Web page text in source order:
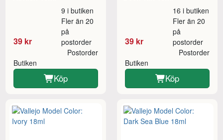
39 kr
9 i butiken
Fler än 20
på
postorder
Butiken
Postorder
Köp
39 kr
16 i butiken
Fler än 20
på
postorder
Butiken
Postorder
Köp